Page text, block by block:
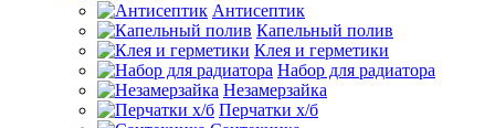
Антисептик
Капельный полив
Клея и герметики
Набор для радиатора
Незамерзайка
Перчатки х/б